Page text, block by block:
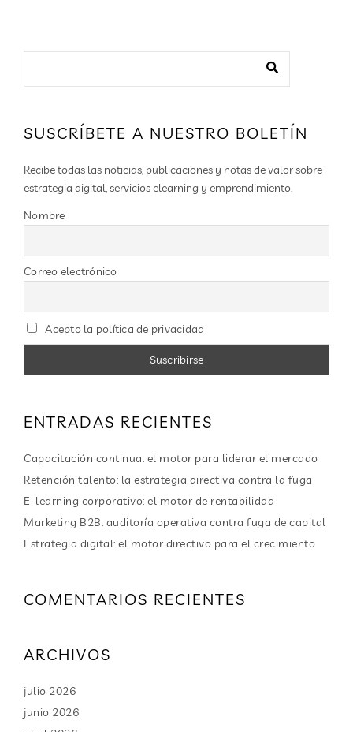
SUSCRÍBETE A NUESTRO BOLETÍN
Recibe todas las noticias, publicaciones y notas de valor sobre
estrategia digital, servicios elearning y emprendimiento.
Nombre
Correo electrónico
Acepto la política de privacidad
ENTRADAS RECIENTES
Capacitación continua: el motor para liderar el mercado
Retención talento: la estrategia directiva contra la fuga
E-learning corporativo: el motor de rentabilidad
Marketing B2B: auditoría operativa contra fuga de capital
Estrategia digital: el motor directivo para el crecimiento
COMENTARIOS RECIENTES
ARCHIVOS
julio 2026
junio 2026